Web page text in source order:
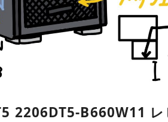
2206DT5-B660W11 レ